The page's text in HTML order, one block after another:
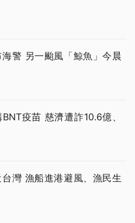
警 另一颱風「鯨魚」今晨
疫苗 慈濟遭詐10.6億、
灣 漁船進港避風、漁民生